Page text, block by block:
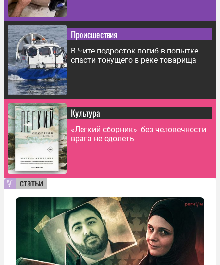
Происшествия
В Чите подросток погиб в попытке
спасти тонущего в реке товарища
Культура
«Легкий сборник»: без человечности
врага не одолеть
статьи